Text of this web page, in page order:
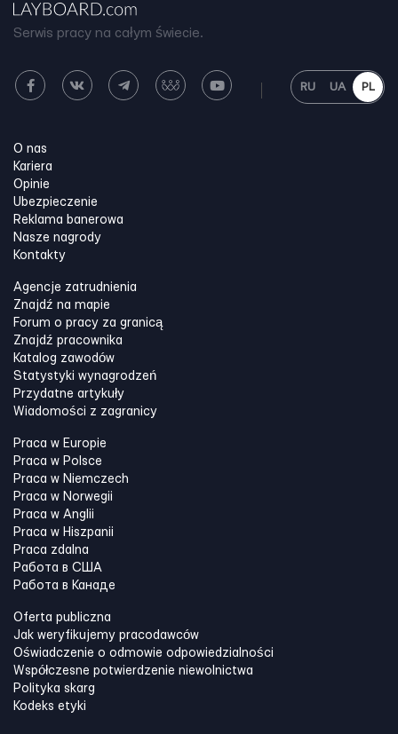
Serwis pracy na całym świecie.
RU UA PL
O nas
Kariera
Opinie
Ubezpieczenie
Reklama banerowa
Nasze nagrody
Kontakty
Agencje zatrudnienia
Znajdź na mapie
Forum o pracy za granicą
Znajdź pracownika
Katalog zawodów
Statystyki wynagrodzeń
Przydatne artykuły
Wiadomości z zagranicy
Praca w Europie
Praca w Polsce
Praca w Niemczech
Praca w Norwegii
Praca w Anglii
Praca w Hiszpanii
Praca zdalna
Работа в США
Работа в Канадe
Oferta publiczna
Jak weryfikujemy pracodawców
Oświadczenie o odmowie odpowiedzialności
Współczesne potwierdzenie niewolnictwa
Polityka skarg
Kodeks etyki